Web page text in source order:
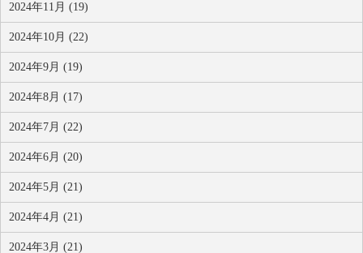
2024年11月 (19)
2024年10月 (22)
2024年9月 (19)
2024年8月 (17)
2024年7月 (22)
2024年6月 (20)
2024年5月 (21)
2024年4月 (21)
2024年3月 (21)